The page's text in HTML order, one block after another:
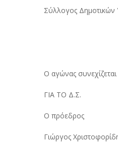
Σύλλογος
Ο αγώνας συνεχίζεται
ΓΙΑ ΤΟ Δ.Σ.
Ο πρόεδρος
Γιώργος